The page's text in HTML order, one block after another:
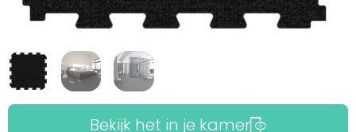
Bekijk het in je kamer